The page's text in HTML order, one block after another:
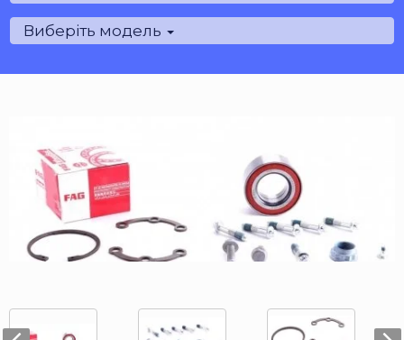
Виберіть модель